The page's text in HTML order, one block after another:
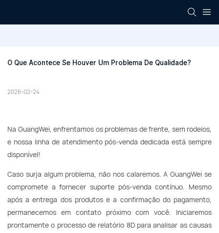
O Que Acontece Se Houver Um Problema De Qualidade?
2026-02-24
Na GuangWei, enfrentamos os problemas de frente, sem rodeios,
e nossa linha de atendimento pós-venda dedicada está sempre
disponível!
Caso surja algum problema, não nos calaremos. A GuangWei se
compromete a fornecer suporte pós-venda contínuo. Mesmo
após a entrega dos produtos e a confirmação do pagamento,
permanecemos em contato próximo com você. Iniciaremos
prontamente o processo de relatório 8D para analisar as causas